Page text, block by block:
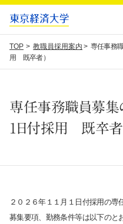
TOP 教職員採用案内
専任事務
用 既卒者）
専任事務職員募集
1日付採用 既卒者
２０２６年１１月１日付採用の専
募集要項、勤務条件等は以下のと